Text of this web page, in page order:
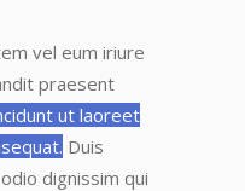
vel eum iriure
praesent
ut laoreet
Duis
dignissim qui